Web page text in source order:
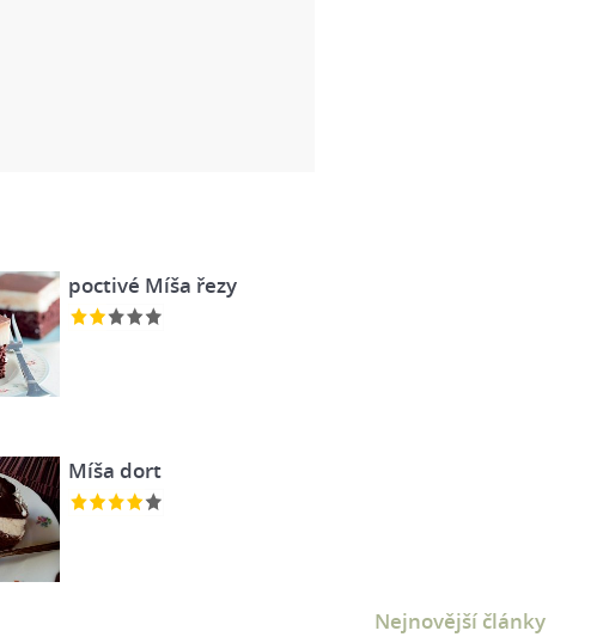
poctivé Míša řezy
Míša dort
Nejnovější články